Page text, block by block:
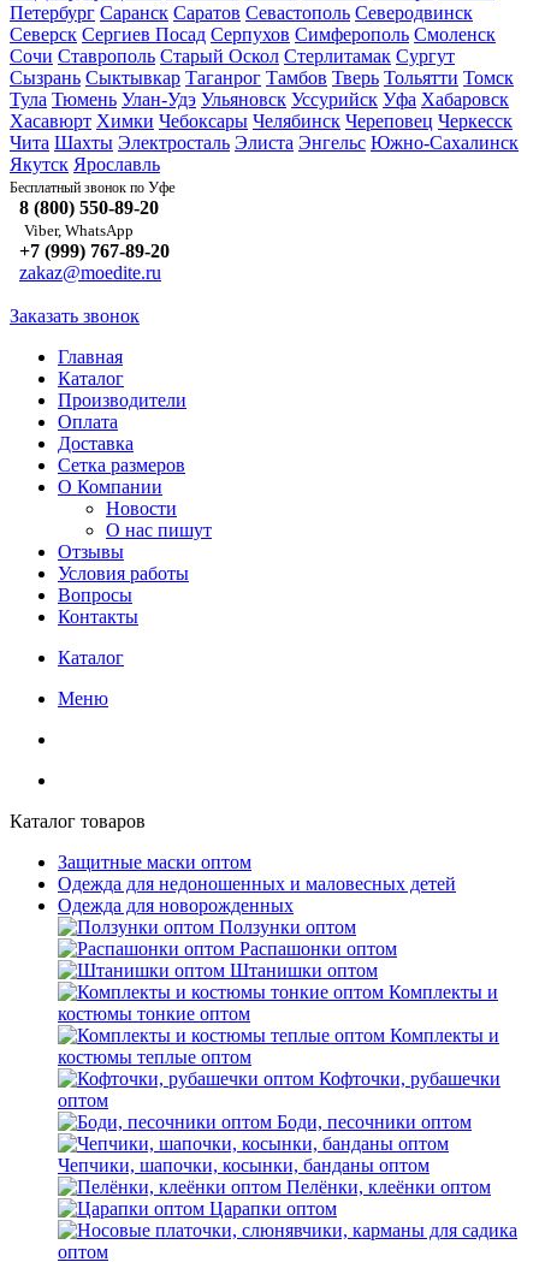
Петербург Саранск Саратов Севастополь Северодвинск
Северск Сергиев Посад Серпухов Симферополь Смоленск
Сочи Ставрополь Старый Оскол Стерлитамак Сургут
Сызрань Сыктывкар Таганрог Тамбов Тверь Тольятти Томск
Тула Тюмень Улан-Удэ Ульяновск Уссурийск Уфа Хабаровск
Хасавюрт Химки Чебоксары Челябинск Череповец Черкесск
Чита Шахты Электросталь Элиста Энгельс Южно-Сахалинск
Якутск Ярославль
Бесплатный звонок по Уфе
8 (800) 550-89-20
Viber, WhatsApp
+7 (999) 767-89-20
zakaz@moedite.ru
Заказать звонок
Главная
Каталог
Производители
Оплата
Доставка
Сетка размеров
О Компании
Новости
О нас пишут
Отзывы
Условия работы
Вопросы
Контакты
Каталог
Меню
Каталог товаров
Защитные маски оптом
Одежда для недоношенных и маловесных детей
Одежда для новорожденных
Ползунки оптом
Распашонки оптом
Штанишки оптом
Комплекты и
костюмы тонкие оптом
Комплекты и
костюмы теплые оптом
Кофточки, рубашечки
оптом
Боди, песочники оптом
Чепчики, шапочки, косынки, банданы оптом
Пелёнки, клеёнки оптом
Царапки оптом